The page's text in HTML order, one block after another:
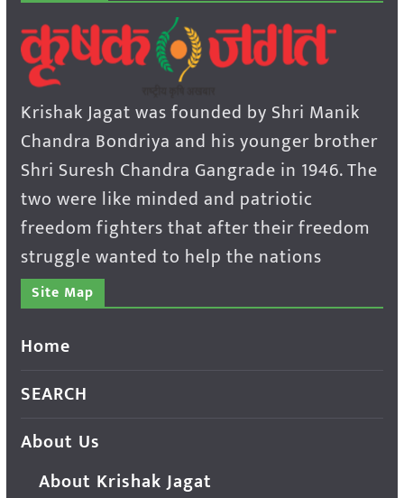
Krishak Jagat was founded by Shri Manik
Chandra Bondriya and his younger brother
Shri Suresh Chandra Gangrade in 1946. The
two were like minded and patriotic
freedom fighters that after their freedom
struggle wanted to help the nations
Site Map
Home
SEARCH
About Us
About Krishak Jagat